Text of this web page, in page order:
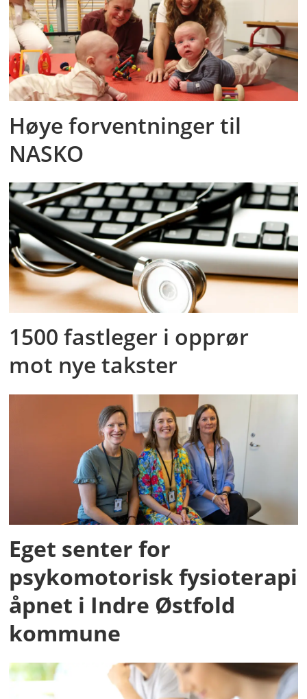
Høye forventninger til
NASKO
1500 fastleger i opprør
mot nye takster
Eget senter for
psykomotorisk fysioterapi
åpnet i Indre Østfold
kommune